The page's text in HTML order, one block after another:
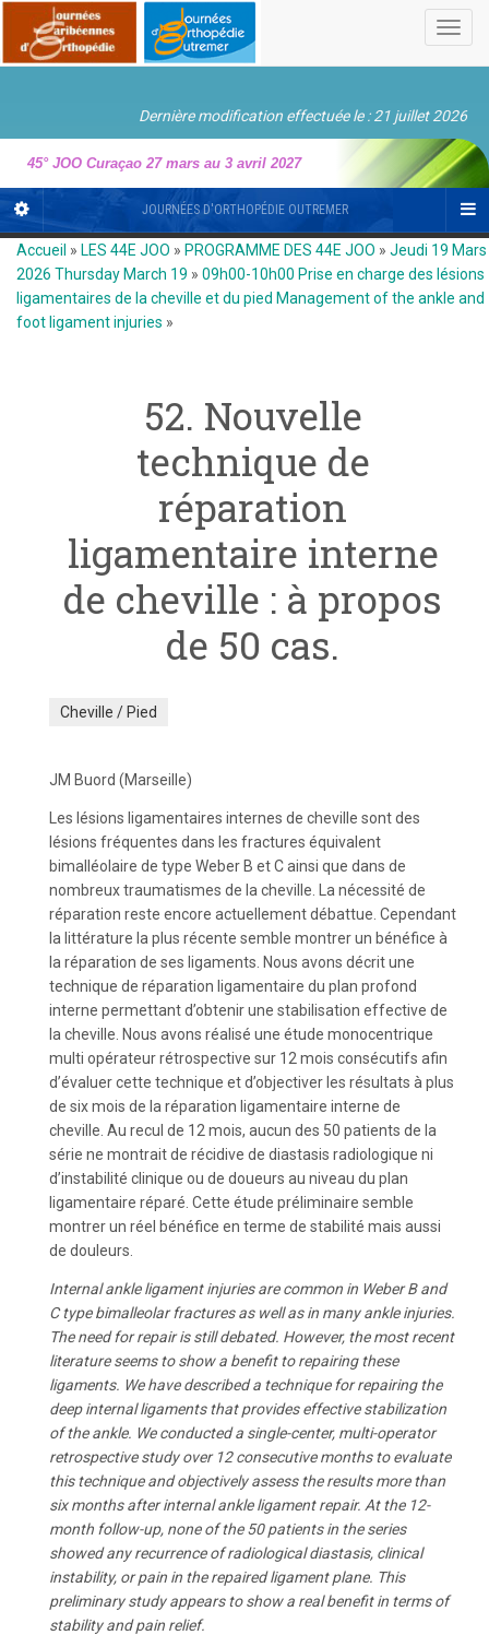
Dernière modification effectuée le : 21 juillet 2026
45° JOO Curaçao 27 mars au 3 avril 2027
JOURNÉES D'ORTHOPÉDIE OUTREMER
Accueil » LES 44E JOO » PROGRAMME DES 44E JOO » Jeudi 19 Mars
2026 Thursday March 19 » 09h00-10h00 Prise en charge des lésions
ligamentaires de la cheville et du pied Management of the ankle and
foot ligament injuries »
52. Nouvelle
technique de
réparation
ligamentaire interne
de cheville : à propos
de 50 cas.
Cheville / Pied
JM Buord (Marseille)
Les lésions ligamentaires internes de cheville sont des
lésions fréquentes dans les fractures équivalent
bimalléolaire de type Weber B et C ainsi que dans de
nombreux traumatismes de la cheville. La nécessité de
réparation reste encore actuellement débattue. Cependant
la littérature la plus récente semble montrer un bénéfice à
la réparation de ses ligaments. Nous avons décrit une
technique de réparation ligamentaire du plan profond
interne permettant d’obtenir une stabilisation effective de
la cheville. Nous avons réalisé une étude monocentrique
multi opérateur rétrospective sur 12 mois consécutifs afin
d’évaluer cette technique et d’objectiver les résultats à plus
de six mois de la réparation ligamentaire interne de
cheville. Au recul de 12 mois, aucun des 50 patients de la
série ne montrait de récidive de diastasis radiologique ni
d’instabilité clinique ou de doueurs au niveau du plan
ligamentaire réparé. Cette étude préliminaire semble
montrer un réel bénéfice en terme de stabilité mais aussi
de douleurs.
Internal ankle ligament injuries are common in Weber B and
C type bimalleolar fractures as well as in many ankle injuries.
The need for repair is still debated. However, the most recent
literature seems to show a benefit to repairing these
ligaments. We have described a technique for repairing the
deep internal ligaments that provides effective stabilization
of the ankle. We conducted a single-center, multi-operator
retrospective study over 12 consecutive months to evaluate
this technique and objectively assess the results more than
six months after internal ankle ligament repair. At the 12-
month follow-up, none of the 50 patients in the series
showed any recurrence of radiological diastasis, clinical
instability, or pain in the repaired ligament plane. This
preliminary study appears to show a real benefit in terms of
stability and pain relief.